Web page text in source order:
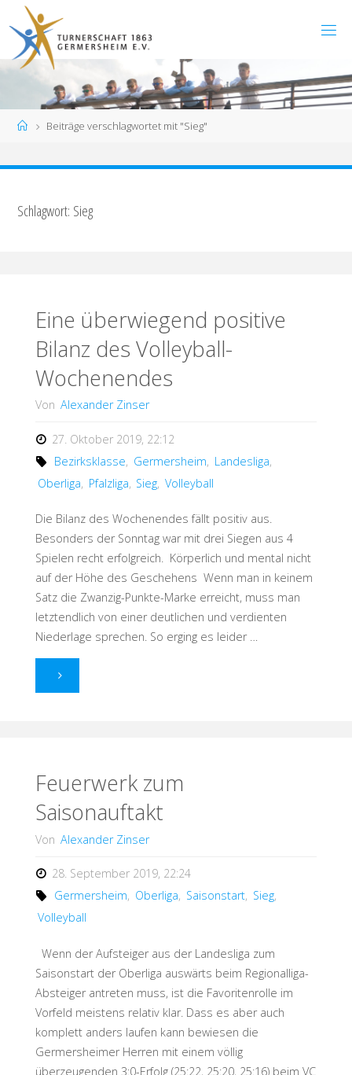
Inhalt
springen
StartBeiträge verschlagwortet mit "Sieg"
Schlagwort: Sieg
Eine überwiegend positive
Bilanz des Volleyball-
Wochenendes
Von Alexander Zinser
27. Oktober 2019, 22:12
Bezirksklasse, Germersheim, Landesliga,
Oberliga, Pfalzliga, Sieg, Volleyball
Die Bilanz des Wochenendes fällt positiv aus.
Besonders der Sonntag war mit drei Siegen aus 4
Spielen recht erfolgreich. Körperlich und mental nicht
auf der Höhe des Geschehens Wenn man in keinem
Satz die Zwanzig-Punkte-Marke erreicht, muss man
letztendlich von einer deutlichen und verdienten
Niederlage sprechen. So erging es leider …
"Eine
des
Volleyball-
Wochenendes "
Feuerwerk zum
Saisonauftakt
Von Alexander Zinser
28. September 2019, 22:24
Germersheim, Oberliga, Saisonstart, Sieg,
Volleyball
Wenn der Aufsteiger aus der Landesliga zum
Saisonstart der Oberliga auswärts beim Regionalliga-
Absteiger antreten muss, ist die Favoritenrolle im
Vorfeld meistens relativ klar. Dass es aber auch
komplett anders laufen kann bewiesen die
Germersheimer Herren mit einem völlig
überzeugenden 3:0-Erfolg (25:22, 25:20, 25:16) beim VC